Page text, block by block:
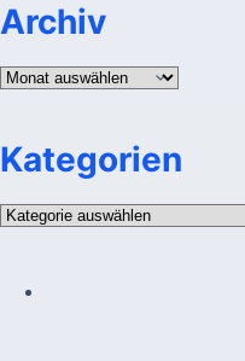
Archiv
Archiv
Kategorien
Kategorien